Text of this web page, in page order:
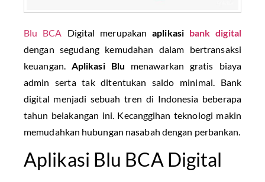
Blu BCA Digital merupakanaplikasi bank digital
dengan segudang kemudahan dalam bertransaksi
keuangan. Aplikasi Blu menawarkan gratis biaya
admin serta tak ditentukan saldo minimal. Bank
digital menjadi sebuah tren di Indonesia beberapa
tahun belakangan ini. Kecanggihan teknologi makin
memudahkan hubungan nasabah dengan perbankan.
Aplikasi Blu BCA Digital